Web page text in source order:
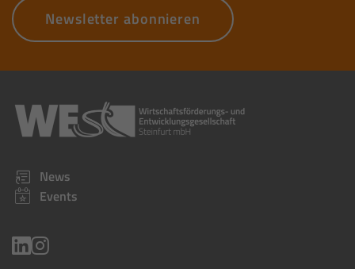
Newsletter abonnieren
News
Events